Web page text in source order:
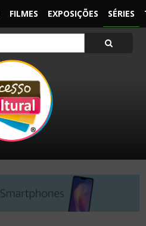
FILMES EXPOSIÇÕES SÉRIES